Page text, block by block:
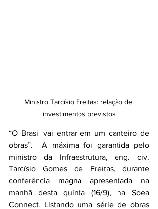
Ministro Tarcísio Freitas: relação de
investimentos previstos
“O Brasil vai entrar em um canteiro de
obras”.  A máxima foi garantida pelo
ministro da Infraestrutura, eng. civ.
Tarcísio Gomes de Freitas, durante
conferência magna apresentada na
manhã desta quinta (16/9), na Soea
Connect. Listando uma série de obras